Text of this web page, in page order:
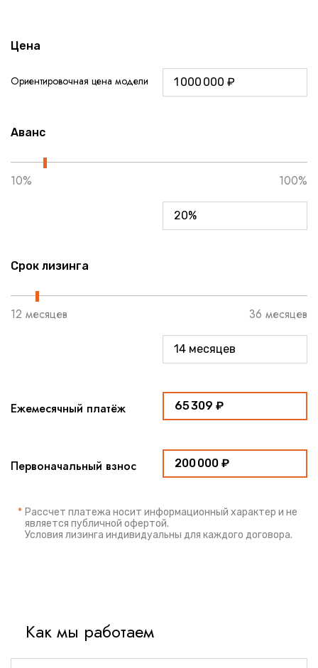
Цена
Ориентировочная цена модели
Аванс
10% 100%
Срок лизинга
12 месяцев 36 месяцев
Ежемесячный платёж
Первоначальный взнос
* Рассчет платежа носит информационный характер и не
является публичной офертой.
Условия лизинга индивидуальны для каждого договора.
Как мы работаем